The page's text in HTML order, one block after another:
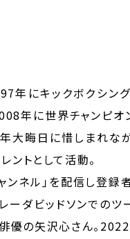
年にキックボクシン
年に世界チャンピオ
大晦日に惜しまれな
ントとして活動。
ネル｣を配信し登録
ーダビッドソンでのツ
優の矢沢心さん。